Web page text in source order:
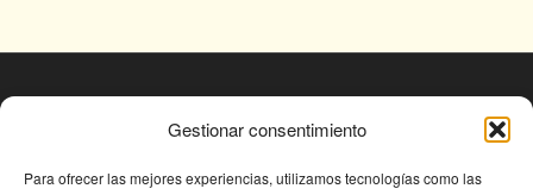
Gestionar consentimiento
Para ofrecer las mejores experiencias, utilizamos tecnologías como las
© Fundación Conjunto Paleontológico de Teruel
Avda. Sagunto s/n, 44002 TERUEL,